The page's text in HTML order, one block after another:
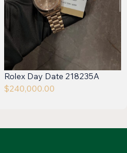
Rolex Day Date 218235A
$240,000.00